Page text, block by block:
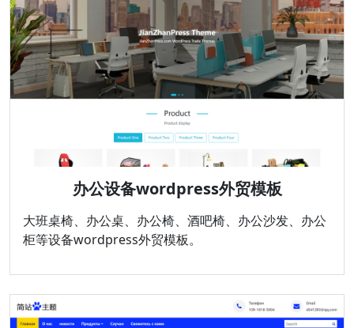
办公设备wordpress外贸模板
大班桌椅、办公桌、办公椅、酒吧椅、办公沙发、办公
柜等设备wordpress外贸模板。